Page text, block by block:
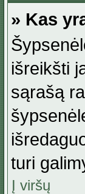
» Kas
išreikšti
sąrašą
turi
Į viršų